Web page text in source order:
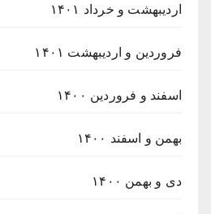
اردیبهشت و خرداد ۱۴۰۱
فروردین و اردیبهشت ۱۴۰۱
اسفند و فروردین ۱۴۰۰
بهمن و اسفند ۱۴۰۰
دی و بهمن ۱۴۰۰